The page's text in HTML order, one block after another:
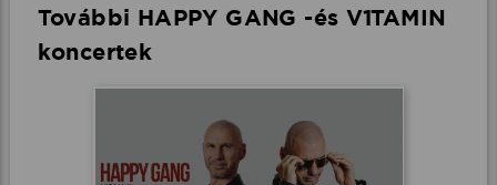
További HAPPY GANG -és V1TAMIN
koncertek